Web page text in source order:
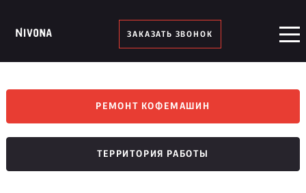
ЗАКАЗАТЬ ЗВОНОК
РЕМОНТ КОФЕМАШИН
ТЕРРИТОРИЯ РАБОТЫ